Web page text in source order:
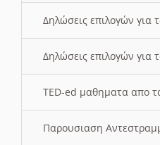
Δηλώσεις επιλογών για
Δηλώσεις επιλογών για
TED-ed μαθηματα απο
Παρουσιαση